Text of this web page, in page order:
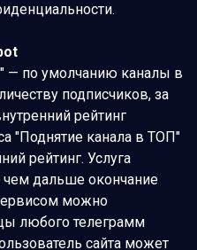
— по умолчанию каналы в
подписчиков, за
рейтинг
"Поднятие канала в ТОП"
рейтинг. Услуга
чем дальше окончание
можно
любого телеграмм
сайта может